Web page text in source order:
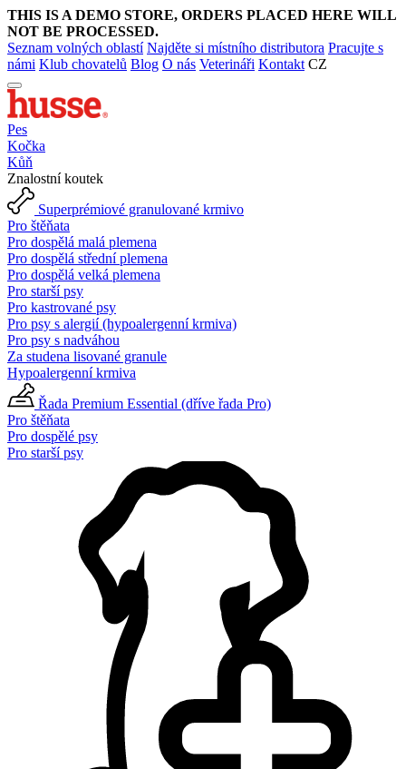
THIS IS A DEMO STORE, ORDERS PLACED HERE WILL
NOT BE PROCESSED.
Seznam volných oblastí Najděte si místního distributora Pracujte s
námi Klub chovatelů Blog O nás Veterináři Kontakt CZ
Pes
Kočka
Kůň
Znalostní koutek
Superprémiové granulované krmivo
Pro štěňata
Pro dospělá malá plemena
Pro dospělá střední plemena
Pro dospělá velká plemena
Pro starší psy
Pro kastrované psy
Pro psy s alergií (hypoalergenní krmiva)
Pro psy s nadváhou
Za studena lisované granule
Hypoalergenní krmiva
Řada Premium Essential (dříve řada Pro)
Pro štěňata
Pro dospělé psy
Pro starší psy